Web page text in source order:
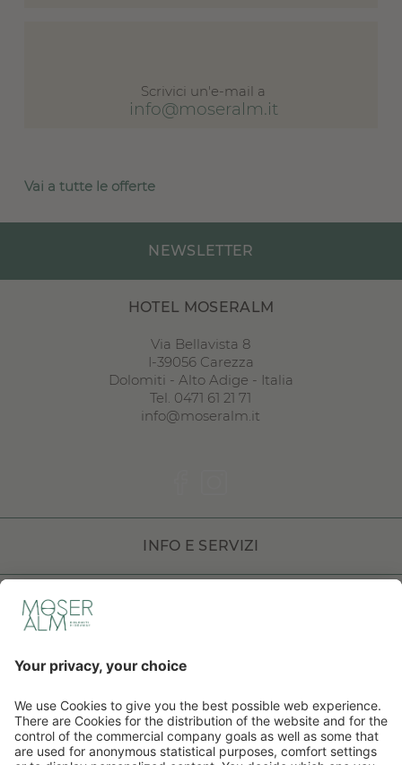
Scrivici un'e-mail a
info@moseralm.it
Vai a tutte le offerte
NEWSLETTER
HOTEL MOSERALM
Via Bellavista 8
I-39056 Carezza
Dolomiti - Alto Adige - Italia
Tel. 0471 61 21 71
info@moseralm.it
INFO E SERVIZI
DE IT EN